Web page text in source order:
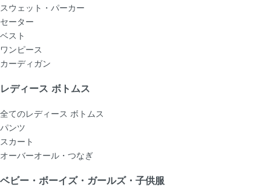
スウェット・パーカー
セーター
ベスト
ワンピース
カーディガン
レディース ボトムス
全てのレディース ボトムス
パンツ
スカート
オーバーオール・つなぎ
ベビー・ボーイズ・ガールズ・子供服